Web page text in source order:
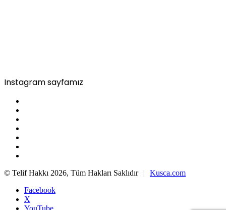
Instagram sayfamız
© Telif Hakkı 2026, Tüm Hakları Saklıdır | Kusca.com
Facebook
X
YouTube